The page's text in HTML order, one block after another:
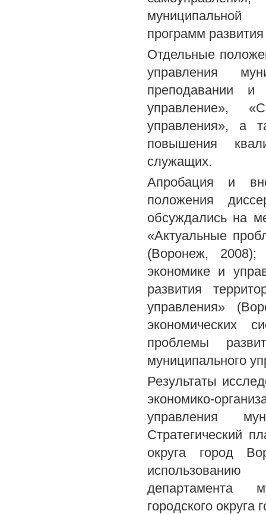
муниципальной
программ
Отдельные
управления
преподавании и
управление»,
управления», а
повышения
служащих.
Апробация и
положения
обсуждались на
«Актуальные
(Воронеж, 2008);
экономике и
развития
управления»
экономических
проблемы
муниципального
Результаты
экономико-
управления
Стратегический
округа город
департамента
городского